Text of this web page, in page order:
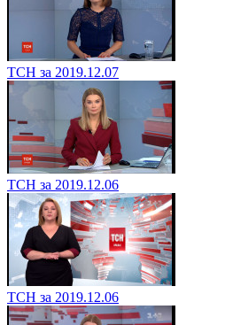
ТСН за 2019.12.07
ТСН за 2019.12.06
ТСН за 2019.12.06